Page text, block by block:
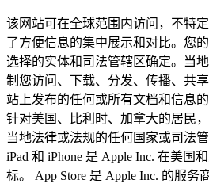
该网站可在全球范围内访问，不特
了方便信息的集中展示和对比。您
选择的实体和司法管辖区确定。当
制您访问、下载、分发、传播、共
站上发布的任何或所有文档和信息
针对美国、比利时、加拿大的居民
当地法律或法规的任何国家或司法
iPad 和 iPhone 是 Apple Inc. 在美国
标。 App Store 是 Apple Inc. 的服务